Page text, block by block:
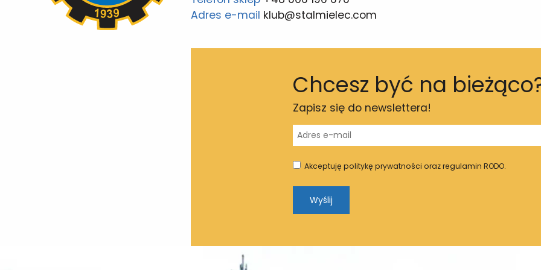
Adres e-mail klub@stalmielec.com
Chcesz być na
Zapisz się do newslettera!
Akceptuję politykę prywatności oraz regulamin RODO.